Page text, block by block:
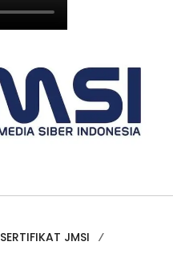
SERTIFIKAT JMSI